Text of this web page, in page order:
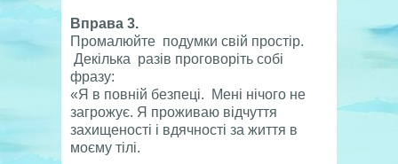
Вправа 3.
Промалюйте подумки свій простір.
Декілька разів проговоріть собі
фразу:
«Я в повній безпеці. Мені нічого не
загрожує. Я проживаю відчуття
захищеності і вдячності за життя в
моєму тілі.